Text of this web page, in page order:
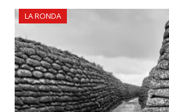
LA RONDA